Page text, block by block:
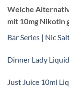
Welche
mit 10mg Nikotin
Bar Series | Nic
Dinner Lady
Just Juice 10ml